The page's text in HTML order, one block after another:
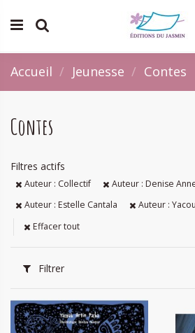
Accueil Jeunesse Contes
Contes
Filtres actifs
Auteur : Collectif
Auteur : Denise
Auteur : Estelle Cantala
Auteur :
Effacer tout
Filtrer